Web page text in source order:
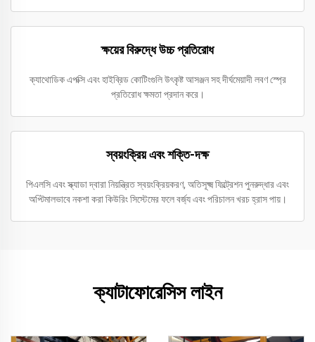
ক্ষয়ের বিরুদ্ধে উচ্চ প্রতিরোধ
ক্যাথোডিক এপক্সি এবং হাইব্রিড কোটিংগুলি উৎকৃষ্ট আসঞ্জন সহ দীর্ঘমেয়াদী লবণ স্প্রে
প্রতিরোধ ক্ষমতা প্রদান করে।
স্বয়ংক্রিয় এবং শক্তি-দক্ষ
পিএলসি এবং স্ক্যাডা দ্বারা নিয়ন্ত্রিত স্বয়ংক্রিয়করণ, অতিসূক্ষ্ম ফিল্ট্রেশন পুনরুদ্ধার এবং
অপ্টিমালভাবে নকশা করা কিউরিং সিস্টেমের ফলে বর্জ্য এবং পরিচালন খরচ হ্রাস পায়।
ক্যাটাফোরেসিস লাইন